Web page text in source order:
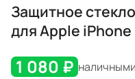
Защитное
для Apple iPhone
1 080 ₽ наличными